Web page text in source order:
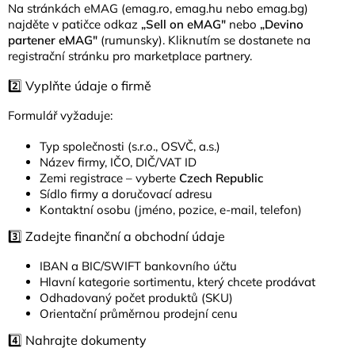
Na stránkách eMAG (emag.ro, emag.hu nebo emag.bg)
najděte v patičce odkaz „Sell on eMAG" nebo „Devino
partener eMAG" (rumunsky). Kliknutím se dostanete na
registrační stránku pro marketplace partnery.
2️⃣ Vyplňte údaje o firmě
Formulář vyžaduje:
Typ společnosti (s.r.o., OSVČ, a.s.)
Název firmy, IČO, DIČ/VAT ID
Zemi registrace – vyberte Czech Republic
Sídlo firmy a doručovací adresu
Kontaktní osobu (jméno, pozice, e-mail, telefon)
3️⃣ Zadejte finanční a obchodní údaje
IBAN a BIC/SWIFT bankovního účtu
Hlavní kategorie sortimentu, který chcete prodávat
Odhadovaný počet produktů (SKU)
Orientační průměrnou prodejní cenu
4️⃣ Nahrajte dokumenty